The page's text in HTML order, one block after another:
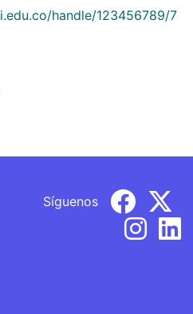
handle/123456789/7
Síguenos